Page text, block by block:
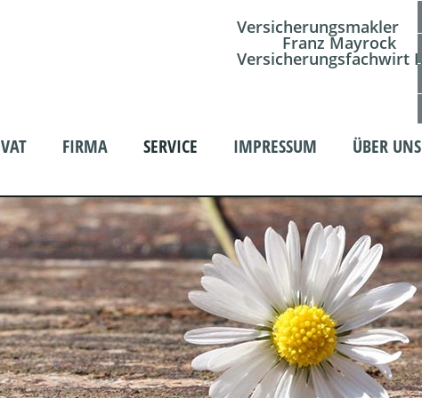
FIRMA SERVICE IMPRESSUM ÜBER UNS
Versicherungsmakler
Franz Mayrock
Versicherungsfachwirt